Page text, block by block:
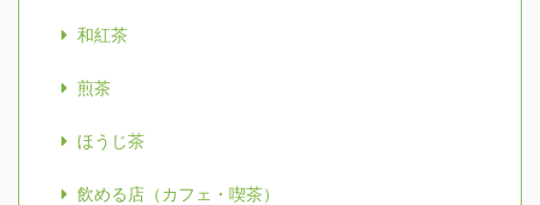
和紅茶
煎茶
ほうじ茶
飲める店（カフェ・喫茶）